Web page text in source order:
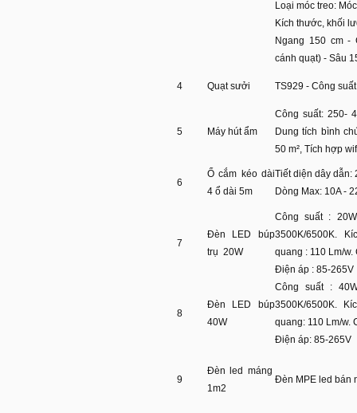
Loại móc treo:
Kích thước, khối
Ngang 150 cm -
cánh quạt) - Sâu
4 Quạt sưởi TS929 - Công
5 Máy hút ẩm
Công suất: 250-
Dung tích bình
50 m², Tích hợp
6
Ổ cắm kéo dài
4 ổ dài 5m
Tiết diện dây dẫn:
Dòng Max: 10A -
7
Đèn LED búp
trụ 20W
Công suất :
3500K/6500K.
quang : 110 Lm/
Điện áp : 85-265V
8
Đèn LED búp
40W
Công suất :
3500K/6500K.
quang: 110 Lm/w.
Điện áp: 85-265V
9
Đèn led máng
1m2
Đèn MPE led bán